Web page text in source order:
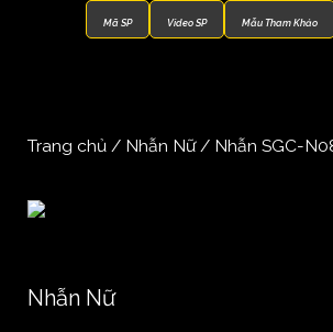
Mã SP Video SP Mẫu Tham Khảo
Trang chủ / Nhẫn Nữ/ Nhẫn SGC-
Nhẫn Nữ